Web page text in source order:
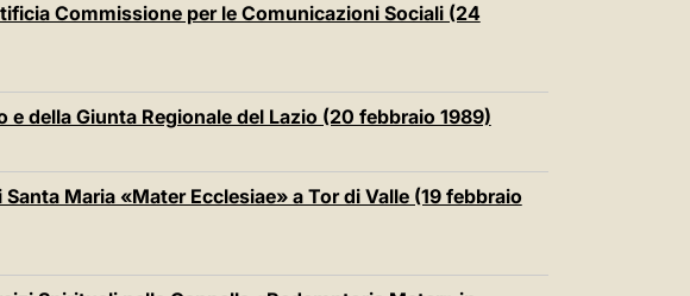
Commissione per le Comunicazioni Sociali (24
e della Giunta Regionale del Lazio (20 febbraio 1989)
Maria «Mater Ecclesiae» a Tor di Valle (19 febbraio